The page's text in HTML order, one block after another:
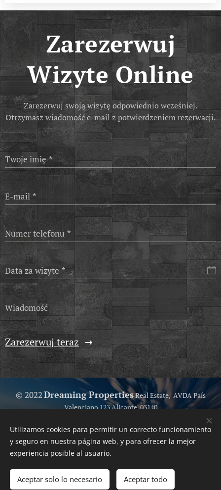
Zarezerwuj
WizyteOnline
Zarezerwuj swoją wizytę odpowiednio wcześniej.
Otrzymasz wiadomość e-mail z potwierdzeniem rezerwacji.
Twoje imię
E-mail
Numer telefonu
Data za wizyte
Wiadomość
Zarezerwuj teraz
© 2022Dreaming PropertiesReal Estate, AVDA País
Valenciano 123 Alicante, 03140
Your Trusted Real Estate
Ciasteczka
Svenska
Nederlands
Български
Deutsch
Utilizamos cookies para permitir un correcto funcionamiento
y seguro en nuestra página web, y para ofrecer la mejor
experiencia posible al usuario.
Aceptar solo lo necesario Aceptar todo